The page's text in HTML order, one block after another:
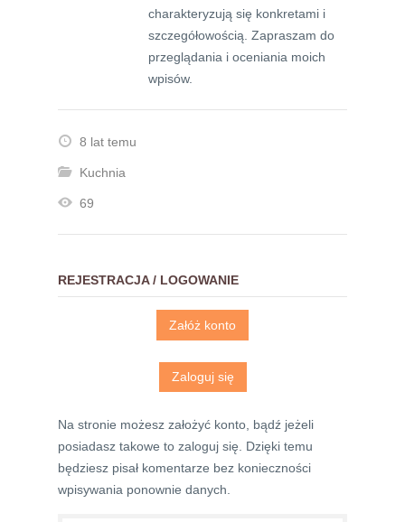
charakteryzują się konkretami i
szczegółowością. Zapraszam do
przeglądania i oceniania moich
wpisów.
8 lat temu
Kuchnia
69
REJESTRACJA / LOGOWANIE
Załóż konto
Zaloguj się
Na stronie możesz założyć konto, bądź jeżeli
posiadasz takowe to zaloguj się. Dzięki temu
będziesz pisał komentarze bez konieczności
wpisywania ponownie danych.